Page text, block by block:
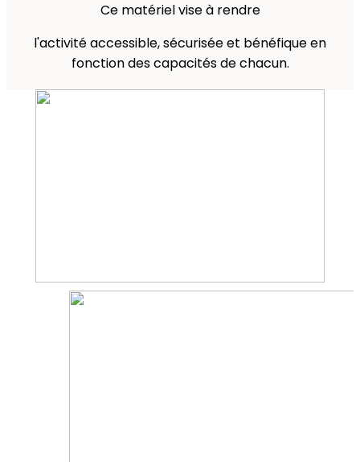
Ce matériel vise à rendre
l'activité accessible, sécurisée et bénéfique en
fonction des capacités de chacun.